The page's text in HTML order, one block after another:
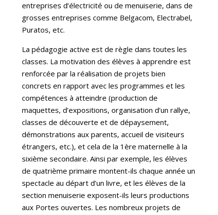
entreprises d’électricité ou de menuiserie, dans de
grosses entreprises comme Belgacom, Electrabel,
Puratos, etc.
La pédagogie active est de règle dans toutes les
classes. La motivation des élèves à apprendre est
renforcée par la réalisation de projets bien
concrets en rapport avec les programmes et les
compétences à atteindre (production de
maquettes, d’expositions, organisation d’un rallye,
classes de découverte et de dépaysement,
démonstrations aux parents, accueil de visiteurs
étrangers, etc.), et cela de la 1ère maternelle à la
sixième secondaire. Ainsi par exemple, les élèves
de quatrième primaire montent-ils chaque année un
spectacle au départ d’un livre, et les élèves de la
section menuiserie exposent-ils leurs productions
aux Portes ouvertes. Les nombreux projets de